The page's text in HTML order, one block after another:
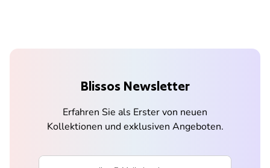
Blissos Newsletter
Erfahren Sie als Erster von neuen
Kollektionen und exklusiven Angeboten.